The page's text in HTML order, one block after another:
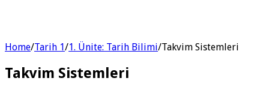
Home/Tarih 1/1. Ünite: Tarih Bilimi/Takvim Sistemleri
Takvim Sistemleri